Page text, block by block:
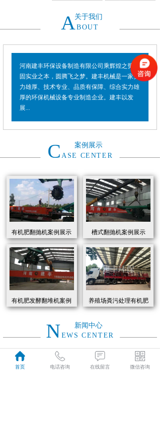
关于我们
ABOUT
河南建丰环保设备制造有限公司乘辉煌之势，
固实业之本，圆腾飞之梦。建丰机械是一家实
力雄厚、技术专业、品质有保障、综合实力雄
厚的环保机械设备专业制造企业。建丰以发
展...
案例展示
C ASE CENTER
有机肥翻抛机案例展示 槽式翻抛机案例展示
有机肥发酵翻堆机案例
展示
养殖场粪污处理有机肥
发酵罐 履带式有机肥翻
新闻中心
N EWS CENTER
2026
首页 电话咨询 在线留言 微信咨询